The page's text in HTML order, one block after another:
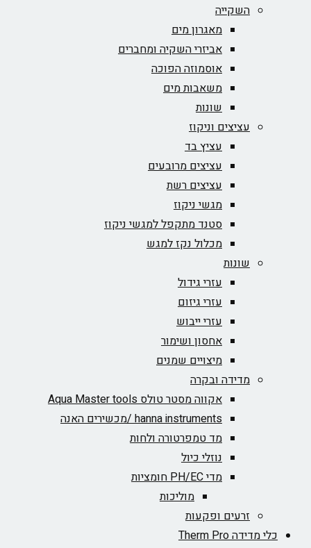
השקייה
מאגרון מים
אביזרי השקיה ומחברים
אוסמוזה הפוכה
משאבות מים
שונות
עציצים וניקוז
עציץ בד
עציצים מרובעים
עציצים רשת
מגשי ניקוז
סטנד מתקפל למגשי ניקוז
מכלול נקז למגש
שונות
עזרי גידול
עזרי גיזום
עזרי ייבוש
אחסון ושימור
מיצויים שמנים
מדידה ובקרה
אקווה מסטר טולס Aqua Master tools
hanna instruments /מכשירים האנה
מד טמפרטורה ולחות
נוזלי כיול
מדי PH/EC חומציות
מוליכות
זרעים ופקעות
כלי מדידה Therm Pro